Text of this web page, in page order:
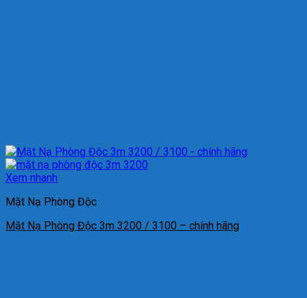
Xem nhanh
Mặt Nạ Phòng Độc
Mặt Nạ Phòng Độc 3m 3200 / 3100 – chính hãng